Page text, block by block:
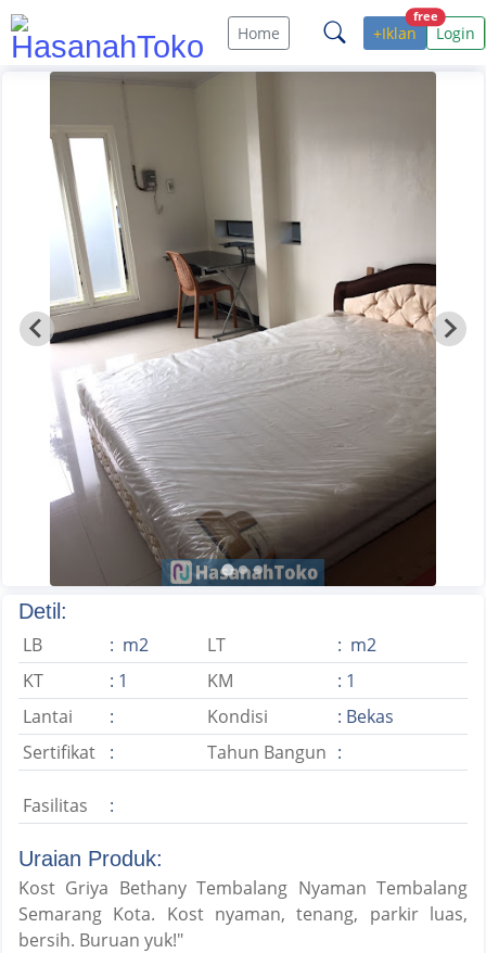
Home +Iklan
free
Login
Detil:
LB
: m2 LT
: m2
KT
: 1 KM
: 1
Lantai
: Kondisi
: Bekas
Sertifikat
: Tahun Bangun :
Fasilitas :
Uraian Produk:
Kost Griya Bethany Tembalang Nyaman Tembalang
Semarang Kota. Kost nyaman, tenang, parkir luas,
bersih. Buruan yuk!"